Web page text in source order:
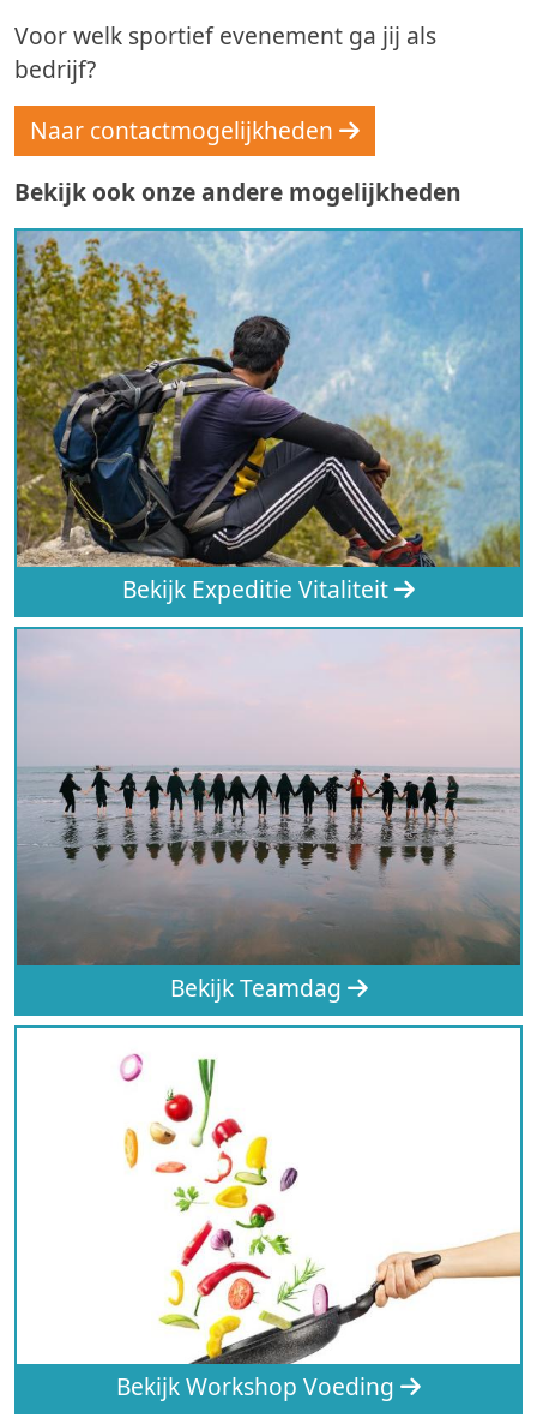
Voor welk sportief evenement ga jij als
bedrijf?
Naar contactmogelijkheden
Bekijk ook onze andere mogelijkheden
Bekijk Expeditie Vitaliteit
Bekijk Teamdag
Bekijk Workshop Voeding